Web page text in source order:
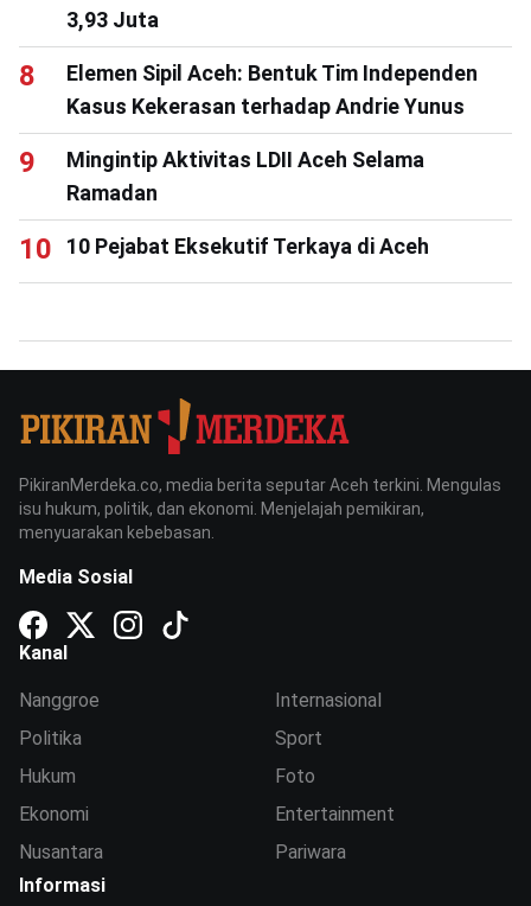
3,93 Juta
Elemen Sipil Aceh: Bentuk Tim Independen
Kasus Kekerasan terhadap Andrie Yunus
Mingintip Aktivitas LDII Aceh Selama
Ramadan
10 Pejabat Eksekutif Terkaya di Aceh
PikiranMerdeka.co, media berita seputar Aceh terkini. Mengulas
isu hukum, politik, dan ekonomi. Menjelajah pemikiran,
menyuarakan kebebasan.
Media Sosial
Kanal
Nanggroe
Politika
Hukum
Ekonomi
Nusantara
Internasional
Sport
Foto
Entertainment
Pariwara
Informasi